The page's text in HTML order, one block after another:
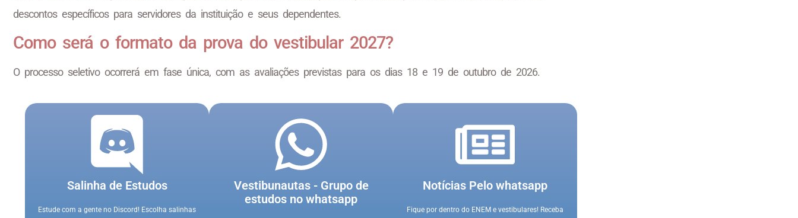
descontos específicos para servidores da instituição e seus dependentes.
Como será o formato da prova do vestibular 2027?
O processo seletivo ocorrerá em fase única, com as avaliações previstas para os dias 18 e 19 de outubro de 2026.
Salinha de Estudos
Estude com a gente no Discord! Escolha salinhas
Vestibunautas - Grupo de
estudos no whatsapp
Notícias Pelo whatsapp
Fique por dentro do ENEM e vestibulares! Receba